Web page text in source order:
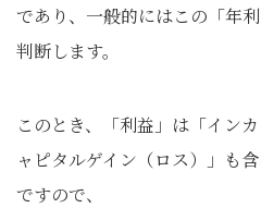
であり、一般的にはこの「年
判断します。
このとき、「利益」は「イン
ャピタルゲイン（ロス）」も
ですので、